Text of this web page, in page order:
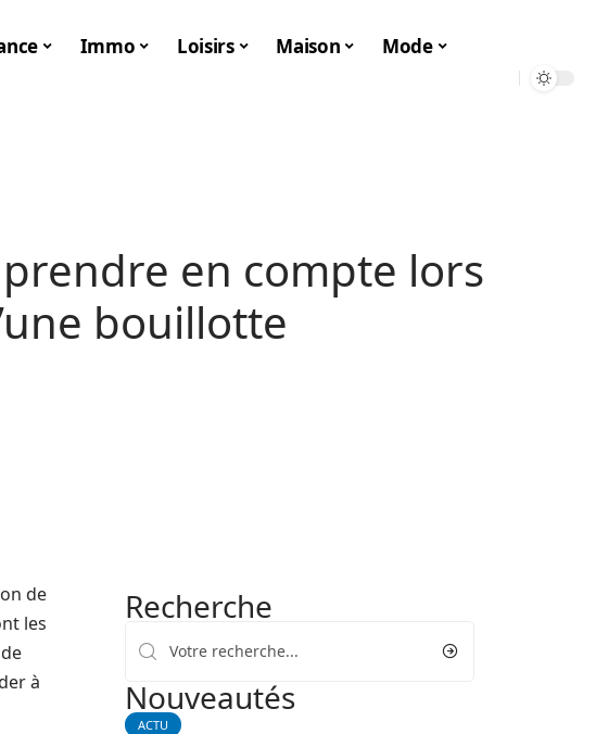
Immo Loisirs Maison Mode
en compte lors
bouillotte
de
les
à
Recherche
Nouveautés
ACTU